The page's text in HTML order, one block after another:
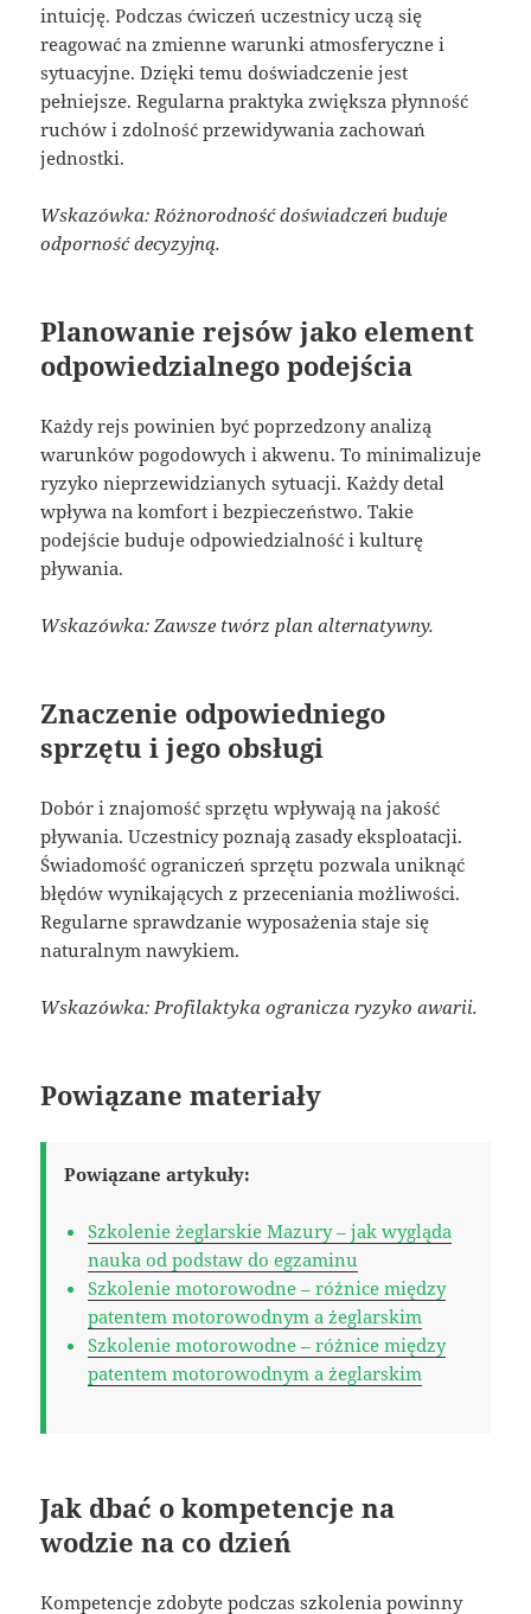
intuicję. Podczas ćwiczeń uczestnicy uczą się
reagować na zmienne warunki atmosferyczne i
sytuacyjne. Dzięki temu doświadczenie jest
pełniejsze. Regularna praktyka zwiększa płynność
ruchów i zdolność przewidywania zachowań
jednostki.
Wskazówka: Różnorodność doświadczeń buduje
odporność decyzyjną.
Planowanie rejsów jako element
odpowiedzialnego podejścia
Każdy rejs powinien być poprzedzony analizą
warunków pogodowych i akwenu. To minimalizuje
ryzyko nieprzewidzianych sytuacji. Każdy detal
wpływa na komfort i bezpieczeństwo. Takie
podejście buduje odpowiedzialność i kulturę
pływania.
Wskazówka: Zawsze twórz plan alternatywny.
Znaczenie odpowiedniego
sprzętu i jego obsługi
Dobór i znajomość sprzętu wpływają na jakość
pływania. Uczestnicy poznają zasady eksploatacji.
Świadomość ograniczeń sprzętu pozwala uniknąć
błędów wynikających z przeceniania możliwości.
Regularne sprawdzanie wyposażenia staje się
naturalnym nawykiem.
Wskazówka: Profilaktyka ogranicza ryzyko awarii.
Powiązane materiały
Powiązane artykuły:
Szkolenie żeglarskie Mazury – jak wygląda
nauka od podstaw do egzaminu
Szkolenie motorowodne – różnice między
patentem motorowodnym a żeglarskim
Szkolenie motorowodne – różnice między
patentem motorowodnym a żeglarskim
Jak dbać o kompetencje na
wodzie na co dzień
Kompetencje zdobyte podczas szkolenia powinny